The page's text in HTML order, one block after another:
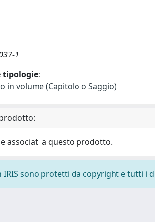
1
tipologie:
in volume (Capitolo o Saggio)
associati a questo prodotto.
IRIS sono protetti da copyright e tutti i